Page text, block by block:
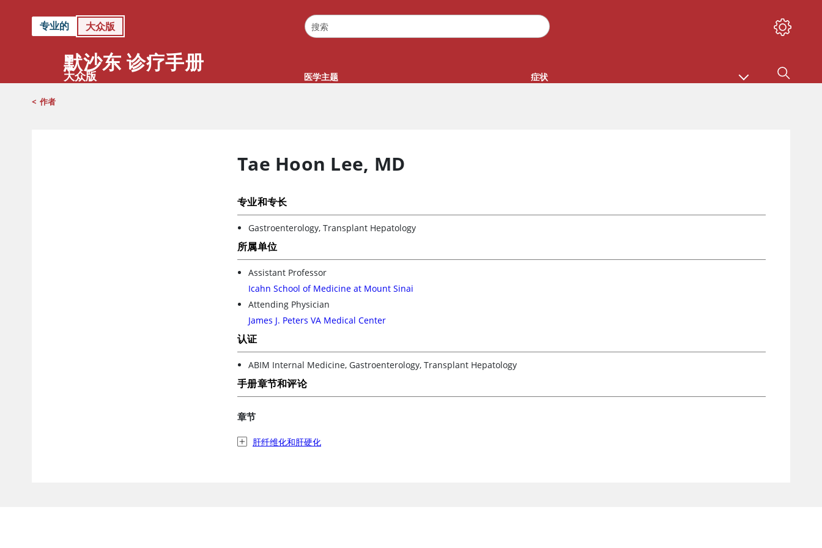
专业的 大众版
默沙东 诊疗手册
大众版 医学主题 症状
< 作者
Tae Hoon Lee, MD
专业和专长
Gastroenterology, Transplant Hepatology
所属单位
Assistant Professor
Icahn School of Medicine at Mount Sinai
Attending Physician
James J. Peters VA Medical Center
认证
ABIM Internal Medicine, Gastroenterology, Transplant Hepatology
手册章节和评论
章节
肝纤维化和肝硬化